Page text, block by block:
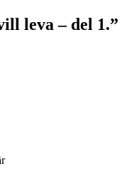
leva – del 1.”